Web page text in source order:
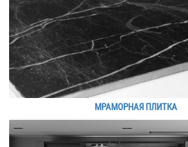
МРАМОРНАЯ ПЛИТКА